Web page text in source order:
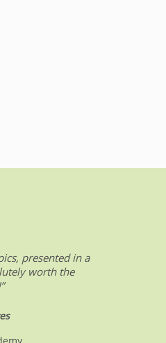
presented in a
worth the